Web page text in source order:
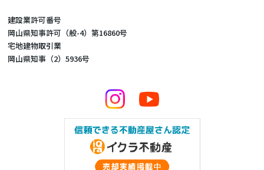
建設業許可番号
岡山県知事許可（般-4）第16860号
宅地建物取引業
岡山県知事（2）5936号